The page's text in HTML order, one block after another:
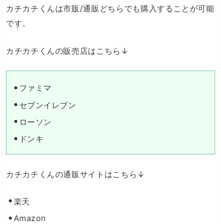
カチカチくんは市販/通販どちらでも購入することが可能
です。
カチカチくんの販売店はこちら↓
ファミマ
セブンイレブン
ローソン
ドンキ
カチカチくんの通販サイトはこちら↓
楽天
Amazon